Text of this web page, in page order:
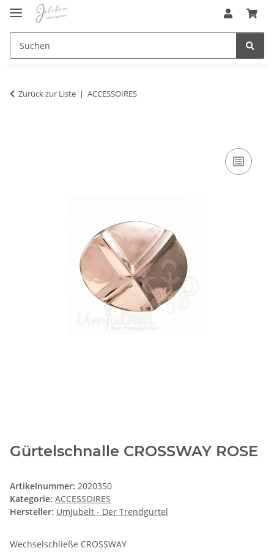
Zurück zur Liste ACCESSOIRES
Gürtelschnalle CROSSWAY ROSE
Artikelnummer: 2020350
Kategorie: ACCESSOIRES
Hersteller: Umjubelt - Der Trendgürtel
Wechselschließe CROSSWAY